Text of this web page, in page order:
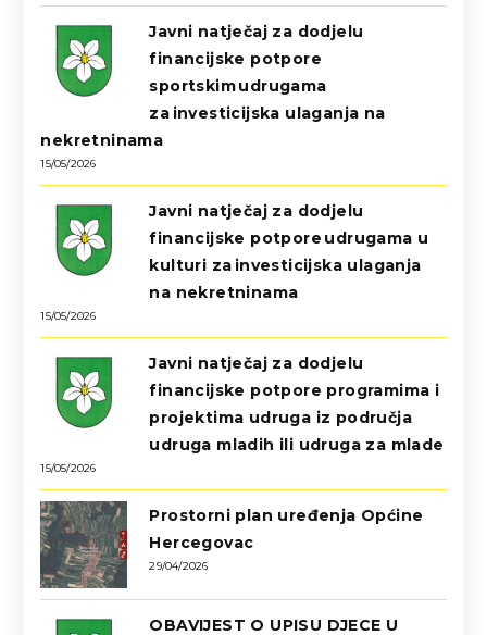
Javni natječaj za dodjelu
financijske potpore
sportskim udrugama
za investicijska ulaganja na
nekretninama
15/05/2026
Javni natječaj za dodjelu
financijske potpore udrugama u
kulturi za investicijska ulaganja
na nekretninama
15/05/2026
Javni natječaj za dodjelu
financijske potpore programima i
projektima udruga iz područja
udruga mladih ili udruga za mlade
15/05/2026
Prostorni plan uređenja Općine
Hercegovac
29/04/2026
OBAVIJEST O UPISU DJECE U